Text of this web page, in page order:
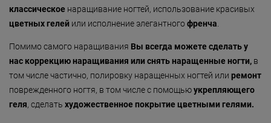
классическое наращивание ногтей, использование красивых
цветных гелей или исполнение элегантного френча
Помимо самого наращивания Вы всегда можете сделать у
нас коррекцию наращивания или снять наращенные ногти, в
том числе частично, полировку наращенных ногтей или ремонт
поврежденного ногтя, в том числе с помощьюукрепляющего
геля, сделать художественное покрытие цветными гелями.
«Остеопатия»
Безмятежность»
«Роман с камнем»
«Магия массажа»